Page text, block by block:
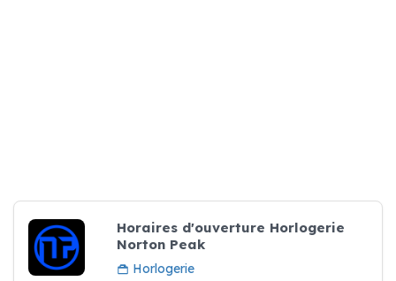
Horaires d'ouverture Horlogerie
Norton Peak
Horlogerie